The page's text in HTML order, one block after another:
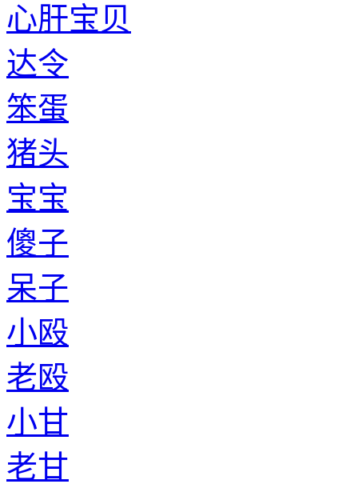
心肝宝贝
达令
笨蛋
猪头
宝宝
傻子
呆子
小殴
老殴
小甘
老甘